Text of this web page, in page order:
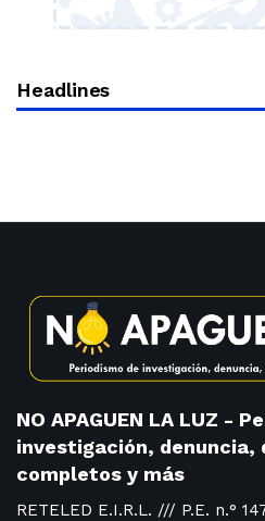
Headlines
NO APAGUEN LA LUZ -
investigación, denuncia,
completos y más
RETELED E.I.R.L. /// P.E. n.°